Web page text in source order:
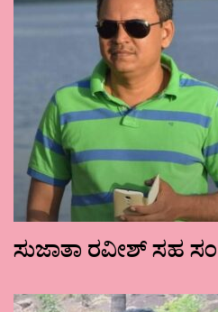
ಸುಜಾತಾ ರವೀಶ್ ಸಹ